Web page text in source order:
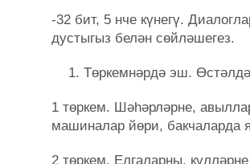
-32 бит, 5 нче күнегү.
дустыгыз белән сөйләшегез.
Төркемнәрдә эш.
1 төркем. Шәһәрләрне,
машиналар йөри, бакчаларда
2 төркем. Елгаларны,